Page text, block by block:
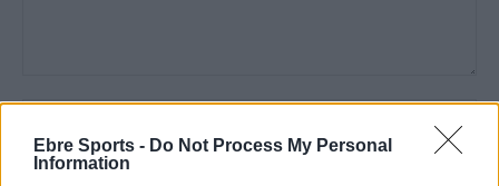
Ebre Sports - Do Not Process My Personal
Information